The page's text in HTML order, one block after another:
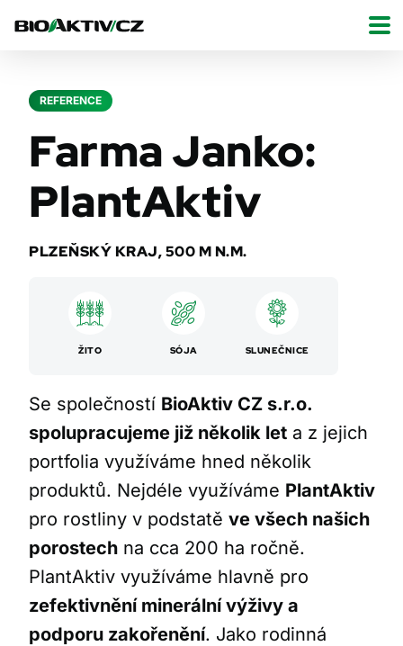
REFERENCE
Farma Janko:
PlantAktiv
PLZEŇSKÝ KRAJ, 500 M N.M.
ŽITO SÓJA SLUNEČNICE
Se společností BioAktiv CZ s.r.o.
spolupracujeme již několik let a z jejich
portfolia využíváme hned několik
produktů. Nejdéle využíváme PlantAktiv
pro rostliny v podstatě ve všech našich
porostech na cca 200 ha ročně.
PlantAktiv využíváme hlavně pro
zefektivnění minerální výživy a
podporu zakořenění. Jako rodinná